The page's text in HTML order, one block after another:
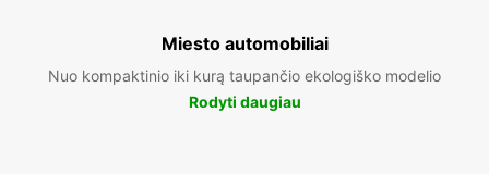
Miesto automobiliai
Nuo kompaktinio iki kurą taupančio ekologiško modelio
Rodyti daugiau